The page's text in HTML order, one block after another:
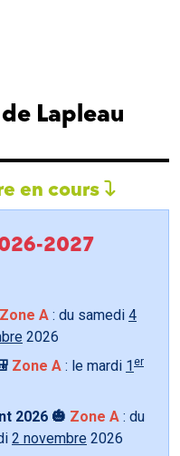
Lapleau
en cours
2027
Zone A : du samedi 4
2026
Zone A : le mardi 1 er
2026 🎃 Zone A : du
2 novembre 2026